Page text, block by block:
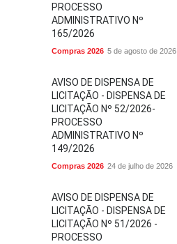
PROCESSO
ADMINISTRATIVO Nº
165/2026
Compras 2026 5 de agosto de 2026
AVISO DE DISPENSA DE
LICITAÇÃO - DISPENSA DE
LICITAÇÃO Nº 52/2026-
PROCESSO
ADMINISTRATIVO Nº
149/2026
Compras 2026 24 de julho de 2026
AVISO DE DISPENSA DE
LICITAÇÃO - DISPENSA DE
LICITAÇÃO Nº 51/2026 -
PROCESSO